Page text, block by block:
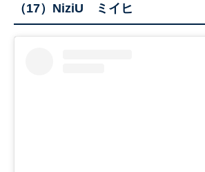
（17）NiziU ミイヒ